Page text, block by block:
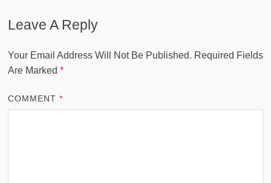
Leave A Reply
Your Email Address Will Not Be Published. Required Fields
Are Marked *
COMMENT*